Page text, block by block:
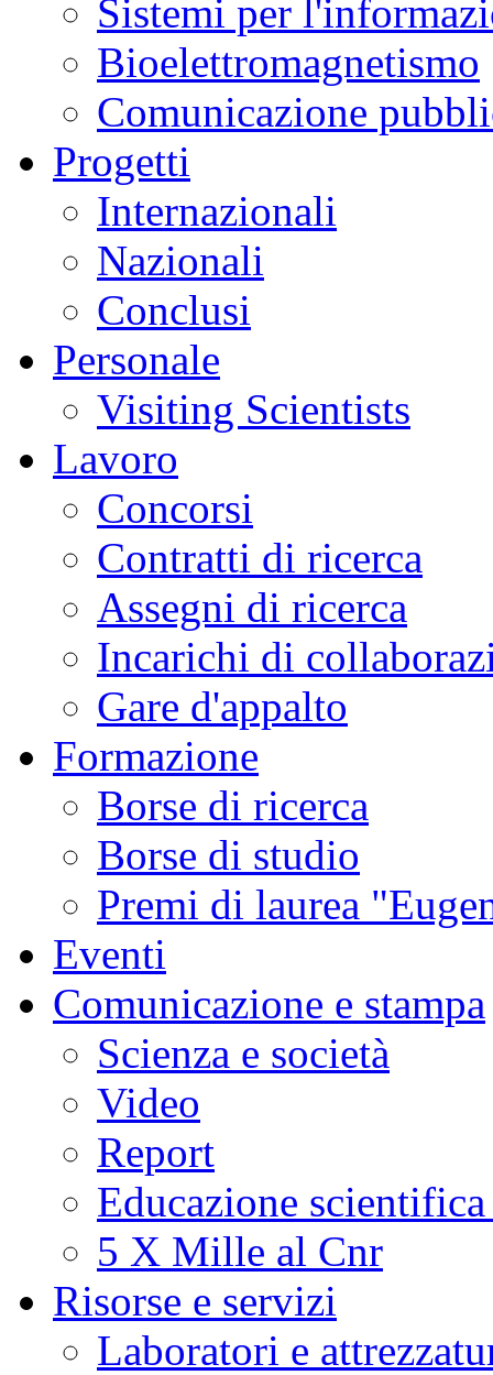
Sistemi per
Bioelettromagnetismo
Comunicazione
Progetti
Internazionali
Nazionali
Conclusi
Personale
Visiting Scientists
Lavoro
Concorsi
Contratti di ricerca
Assegni di ricerca
Incarichi di
Gare d'appalto
Formazione
Borse di ricerca
Borse di studio
Premi di laurea
Eventi
Comunicazione e stampa
Scienza e società
Video
Report
Educazione
5 X Mille al Cnr
Risorse e servizi
Laboratori e